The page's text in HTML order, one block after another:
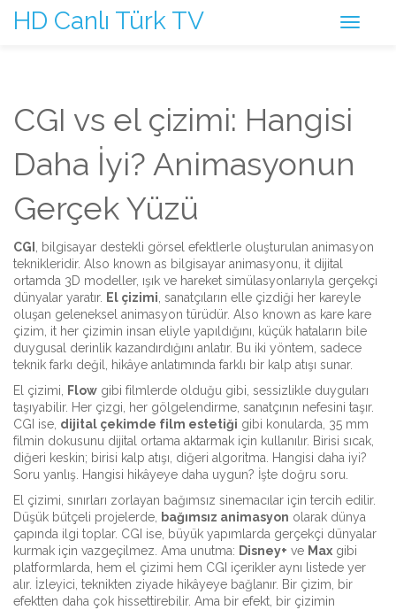
HD Canlı Türk TV
CGI vs el çizimi: Hangisi
Daha İyi? Animasyonun
Gerçek Yüzü
CGI
bilgisayar destekli görsel efektlerle oluşturulan animasyon
teknikleridir. Also known as bilgisayar animasyonu , it dijital
ortamda 3D modeller, ışık ve hareket simülasyonlarıyla gerçekçi
dünyalar yaratır. El çizimi sanatçıların elle çizdiği her kareyle
oluşan geleneksel animasyon türüdür. Also known as kare kare
çizim , it her çizimin insan eliyle yapıldığını, küçük hataların bile
duygusal derinlik kazandırdığını anlatır. Bu iki yöntem, sadece
teknik farkı değil, hikâye anlatımında farklı bir kalp atışı sunar.
El çizimi,
Flow gibi filmlerde olduğu gibi, sessizlikle duyguları
taşıyabilir. Her çizgi, her gölgelendirme, sanatçının nefesini taşır.
CGI ise, dijital çekimde film estetiği gibi konularda, 35 mm
filmin dokusunu dijital ortama aktarmak için kullanılır. Birisi sıcak,
diğeri keskin; birisi kalp atışı, diğeri algoritma. Hangisi daha iyi?
Soru yanlış. Hangisi hikâyeye daha uygun? İşte doğru soru.
El çizimi, sınırları zorlayan bağımsız sinemacılar için tercih edilir.
Düşük bütçeli projelerde,
bağımsız animasyon olarak dünya
çapında ilgi toplar. CGI ise, büyük yapımlarda gerçekçi dünyalar
kurmak için vazgeçilmez. Ama unutma: Disney+ ve Max gibi
platformlarda, hem el çizimi hem CGI içerikler aynı listede yer
alır. İzleyici, teknikten ziyade hikâyeye bağlanır. Bir çizim, bir
efektten daha çok hissettirebilir. Ama bir efekt, bir çizimin